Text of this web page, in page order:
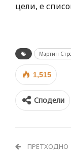
цели, е
Мартин
1,515
Сподели
ПРЕТХОДНО